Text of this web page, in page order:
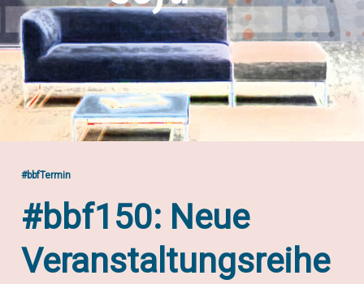
Dokumentieren,
Repräsentieren
&
Vermitteln
von
der
Forschung
#bbfTermin
#bbf150: Neue
Veranstaltungsreihe